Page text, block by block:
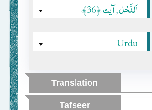
اَلنَّحْل, آیت ﴿36﴾
Urdu
Translation
Tafseer